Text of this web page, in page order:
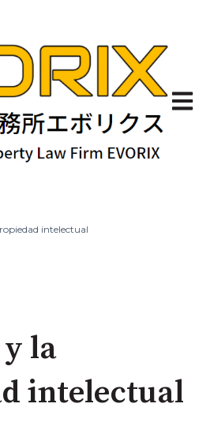
Abrir
intelectual
la
intelectual